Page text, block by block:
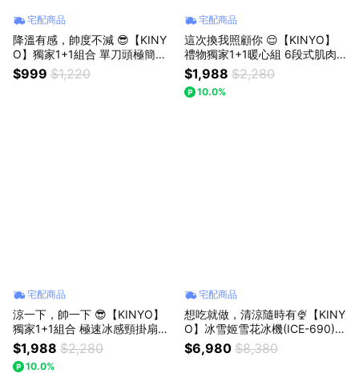
宅配商品
降溫有感，帥度不減 😎【KINY
O】獨家1+1組合 單刀頭極簡俐
落刮鬍刀+無葉渦輪隨行頸掛風
扇 父親節禮物
$999 $1,220
宅配商品
這次換我照顧你 😌【KINYO】
禮物獨家1+1暖心組 6段式肌肉
舒緩筋膜槍+頸椎熱敷伸展枕 父
親節 日常 舒緩 放鬆 送禮
$1,988 $2,280
10.0%
宅配商品
涼一下，帥一下 😎【KINYO】
獨家1+1組合 極速冰感頸掛扇
+雙刀頭充電式刮鬍刀 父親節送
禮 男性禮物 日常 保養 夏天 風扇
$1,988 $2,280
10.0%
宅配商品
想吃就做，清涼隨時有🍨【KINY
O】冰雪姬雪花冰機(ICE-690)
親子DIY 製冰機 刨冰機 雪花冰
製作機 家用冰品機 清涼消暑 夏
$6,980 $8,380